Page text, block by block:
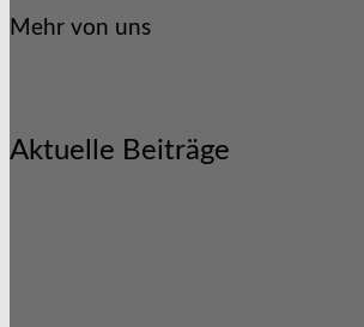
Mehr von uns
Aktuelle Beiträge